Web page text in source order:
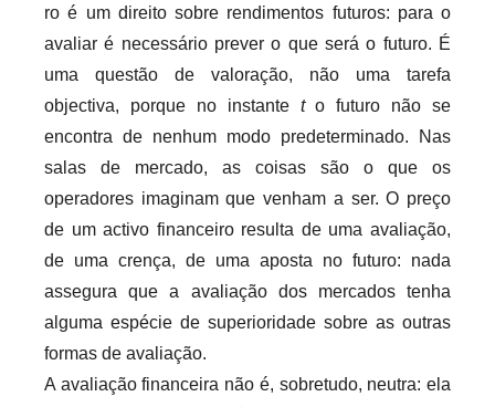
ro é um direito sobre rendimentos futuros: para o
avaliar é necessário prever o que será o futuro. É
uma questão de valoração, não uma tarefa
objectiva, porque no instante to futuro não se
encontra de nenhum modo predeterminado. Nas
salas de mercado, as coisas são o que os
operadores imaginam que venham a ser. O preço
de um activo financeiro resulta de uma avaliação,
de uma crença, de uma aposta no futuro: nada
assegura que a avaliação dos mercados tenha
alguma espécie de superioridade sobre as outras
formas de avaliação.
A avaliação financeira não é, sobretudo, neutra: ela